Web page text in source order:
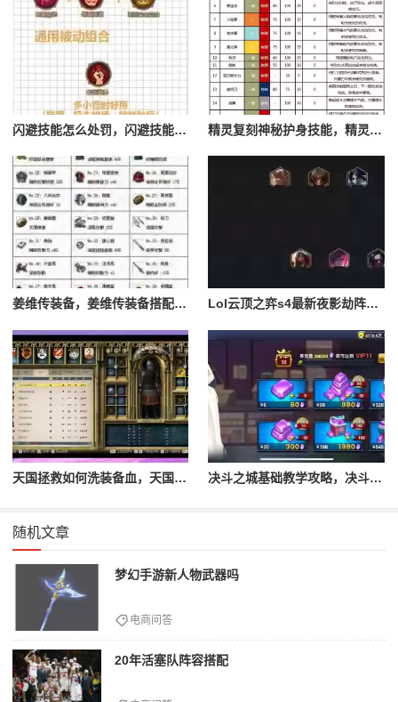
闪避技能怎么处罚，闪避技能怎么处罚队友 精灵复刻神秘护身技能，精灵复刻攻略
姜维传装备，姜维传装备搭配一览表最新 Lol云顶之弈s4最新夜影劫阵容搭配，云顶之奕夜影劫阵容
天国拯救如何洗装备血，天国拯救怎么洗衣服 决斗之城基础教学攻略，决斗之城教学攻略2111
随机文章
梦幻手游新人物武器吗
电商问答
20年活塞队阵容搭配